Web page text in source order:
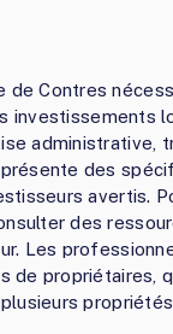
de Contres
investissements
administrative,
des
avertis.
des
Les
propriétaires,